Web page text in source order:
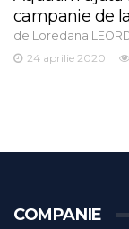
campanie de
de Loredana
24 aprilie 2020
COMPANIE